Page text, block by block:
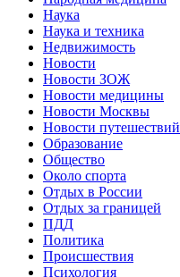
Наука
Наука и техника
Недвижимость
Новости
Новости ЗОЖ
Новости медицины
Новости Москвы
Новости путешествий
Образование
Общество
Около спорта
Отдых в России
Отдых за границей
ПДД
Политика
Происшествия
Психология